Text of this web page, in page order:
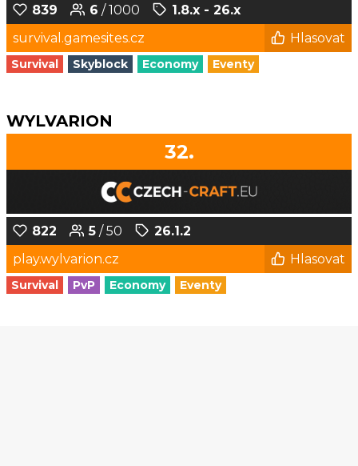
839 6 / 1000
1.8.x - 26.x
survival.gamesites.cz
Hlasovat
Survival Skyblock Economy Eventy
WYLVARION
32.
822 5 / 50
26.1.2
play.wylvarion.cz
Hlasovat
Survival PvP Economy Eventy